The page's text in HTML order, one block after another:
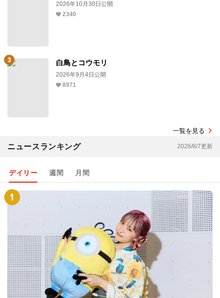
2026年10月30日公開
2340
白鳥とコウモリ
2026年9月4日公開
8971
一覧を見る
ニュースランキング 2026/8/7更新
デイリー 週間 月間